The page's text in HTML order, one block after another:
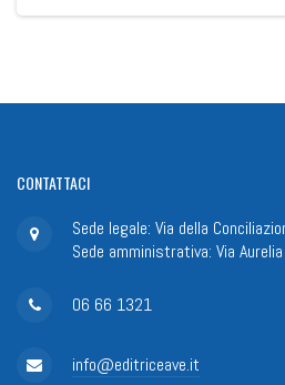
CONTATTACI
Sede legale: Via della
Sede amministrativa: Via
06 66 1321
info@editriceave.it